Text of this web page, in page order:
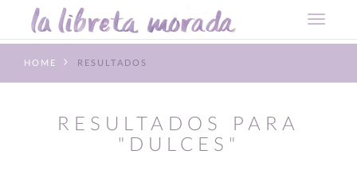
HOME RESULTADOS
RESULTADOS PARA
"DULCES"